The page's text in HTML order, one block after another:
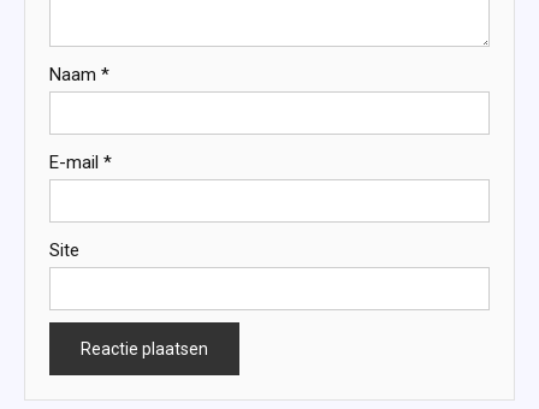
Naam *
E-mail *
Site